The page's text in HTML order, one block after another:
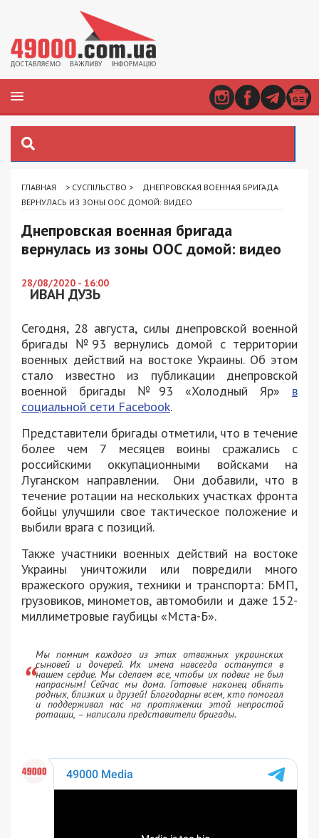
ГЛАВНАЯ > СУСПІЛЬСТВО >
ДНЕПРОВСКАЯ ВОЕННАЯ БРИГАДА
ВЕРНУЛАСЬ ИЗ ЗОНЫ ООС ДОМОЙ: ВИДЕО
Днепровская военная бригада
вернулась из зоны ООС домой: видео
28/08/2020 - 16:00
ИВАН ДУЗЬ
Сегодня, 28 августа, силы днепровской военной
бригады №93 вернулись домой с территории
военных действий на востоке Украины. Об этом
стало известно из публикации днепровской
военной бригады №93 «Холодный Яр» в
социальной сети Facebook.
Представители бригады отметили, что в течение
более чем 7 месяцев воины сражались с
российскими оккупационными войсками на
Луганском направлении. Они добавили, что в
течение ротации на нескольких участках фронта
бойцы улучшили свое тактическое положение и
выбили врага с позиций.
Также участники военных действий на востоке
Украины уничтожили или повредили много
вражеского оружия, техники и транспорта: БМП,
грузовиков, минометов, автомобили и даже 152-
миллиметровые гаубицы «Мста-Б».
Мы помним каждого из этих отважных украинских
сыновей и дочерей. Их имена навсегда останутся в
нашем сердце. Мы сделаем все, чтобы их подвиг не был
напрасным! Сейчас мы дома. Готовые наконец обнять
родных, близких и друзей! Благодарны всем, кто помогал
и поддерживал нас на протяжении этой непростой
ротации, – написали представители бригады.